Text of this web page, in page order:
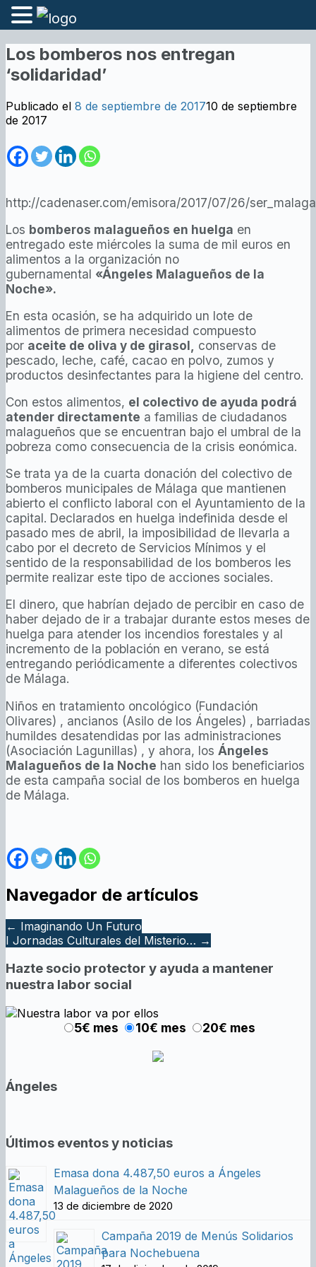
Los bomberos nos entregan
‘solidaridad’
Publicado el 8 de septiembre de 201710 de septiembre
de 2017
http://cadenaser.com/emisora/2017/07/26/
Los bomberos malagueños en huelga en
entregado este miércoles la suma de mil euros en
alimentos a la organización no
gubernamental «Ángeles Malagueños de la
Noche».
En esta ocasión, se ha adquirido un lote de
alimentos de primera necesidad compuesto
por aceite de oliva y de girasol,
conservas de
pescado, leche, café, cacao en polvo, zumos y
productos desinfectantes para la higiene del centro.
Con estos alimentos, el colectivo de ayuda podrá
atender directamente a familias de ciudadanos
malagueños que se encuentran bajo el umbral de la
pobreza como consecuencia de la crisis eonómica.
Se trata ya de la cuarta donación del colectivo de
bomberos municipales de Málaga que mantienen
abierto el conflicto laboral con el Ayuntamiento de la
capital. Declarados en huelga indefinida desde el
pasado mes de abril, la imposibilidad de llevarla a
cabo por el decreto de Servicios Mínimos y el
sentido de la responsabilidad de los bomberos les
permite realizar este tipo de acciones sociales.
El dinero, que habrían dejado de percibir en caso de
haber dejado de ir a trabajar durante estos meses de
huelga para atender los incendios forestales y al
incremento de la población en verano, se está
entregando periódicamente a diferentes colectivos
de Málaga.
Niños en tratamiento oncológico (Fundación
Olivares) , ancianos (Asilo de los Ángeles) , barriadas
humildes desatendidas por las administraciones
(Asociación Lagunillas) , y ahora, los Ángeles
Malagueños de la Noche han sido los beneficiarios
de esta campaña social de los bomberos en huelga
de Málaga.
Navegador de artículos
← Imaginando Un Futuro
I Jornadas Culturales del Misterio… →
Hazte socio protector y ayuda a mantener
nuestra labor social
5€ mes 10€ mes 20€ mes
Ángeles
Últimos eventos y noticias
Emasa dona 4.487,50 euros a Ángeles
Malagueños de la Noche
13 de diciembre de 2020
Campaña 2019 de Menús Solidarios
para Nochebuena